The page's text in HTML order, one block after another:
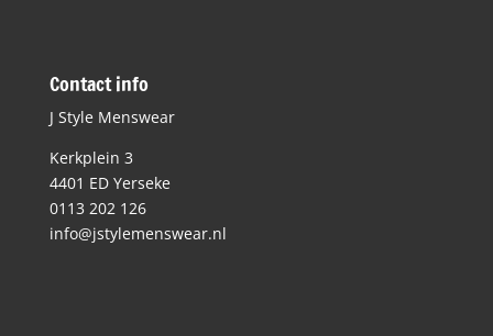
Contact info
J Style Menswear
Kerkplein 3
4401 ED Yerseke
0113 202 126
info@jstylemenswear.nl